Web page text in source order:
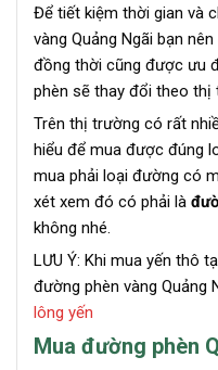
Để tiết kiệm thời gian và
vàng Quảng Ngãi bạn
đồng thời cũng được ưu
phèn sẽ thay đổi theo
Trên thị trường có rất
hiểu để mua được đúng
mua phải loại đường có
xét xem đó có phải là
không nhé.
LƯU Ý: Khi mua yến thô
đường phèn vàng Quảng
lông yến
Mua đường phèn